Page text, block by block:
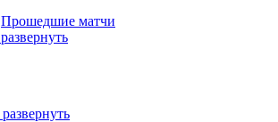
Прошедшие матчи
развернуть
развернуть